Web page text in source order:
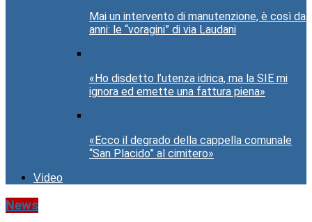
Mai un intervento di manutenzione, è così da
anni: le “voragini” di via Laudani
«Ho disdetto l’utenza idrica, ma la SIE mi
ignora ed emette una fattura piena»
«Ecco il degrado della cappella comunale
“San Placido” al cimitero»
Video
News